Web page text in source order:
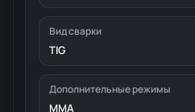
Вид сварки
TIG
Дополнительные режимы
MMA